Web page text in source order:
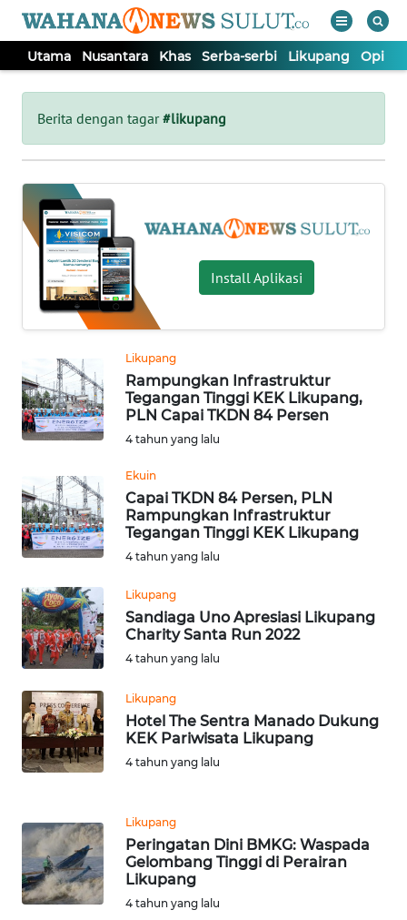
Utama Nusantara Khas Serba-serbi Likupang Opini
Berita dengan tagar#likupang
Install Aplikasi
Likupang
Rampungkan Infrastruktur
Tegangan Tinggi KEK Likupang,
PLN Capai TKDN 84 Persen
4 tahun yang lalu
Ekuin
Capai TKDN 84 Persen, PLN
Rampungkan Infrastruktur
Tegangan Tinggi KEK Likupang
4 tahun yang lalu
Likupang
Sandiaga Uno Apresiasi Likupang
Charity Santa Run 2022
4 tahun yang lalu
Likupang
Hotel The Sentra Manado Dukung
KEK Pariwisata Likupang
4 tahun yang lalu
Likupang
Peringatan Dini BMKG: Waspada
Gelombang Tinggi di Perairan
Likupang
4 tahun yang lalu
Tutup
UTAMA
NUSANTARA
KHAS
SERBA-
SERBI
LIKUPANG
OPINI
Informasi
INDEKS
BERITA
KONTAK
KAMI
INFO
TENTANG
KAMI
SIBER
REDAKSI